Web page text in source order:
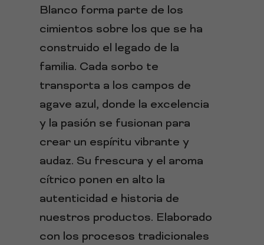
Blanco forma parte de los
cimientos sobre los que se ha
construido el legado de la
familia. Cada sorbo te
transporta a los campos de
agave azul, donde la excelencia
y la pasión se fusionan para
crear un espíritu vibrante y
audaz. Su frescura y el aroma
cítrico ponen en alto la
autenticidad e historia de
nuestros productos. Elaborado
con los procesos tradicionales